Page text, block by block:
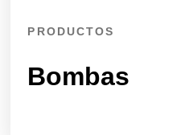
PRODUCTOS
Bombas